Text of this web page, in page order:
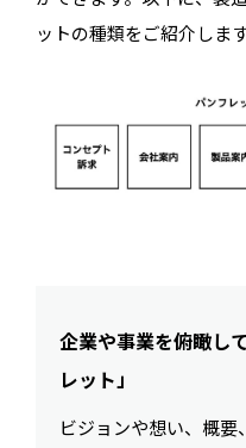
ットの種類をご紹介します
企業や事業を俯瞰し
レット」
ビジョンや想い、概